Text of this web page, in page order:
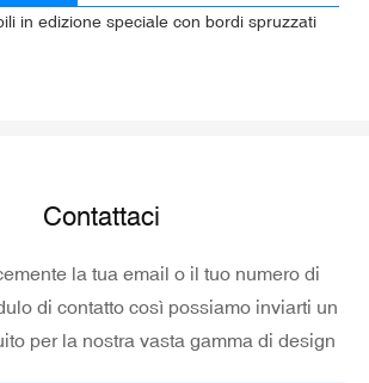
Contattaci
la tua email o il tuo numero di
di contatto così possiamo inviarti un
per la nostra vasta gamma di design